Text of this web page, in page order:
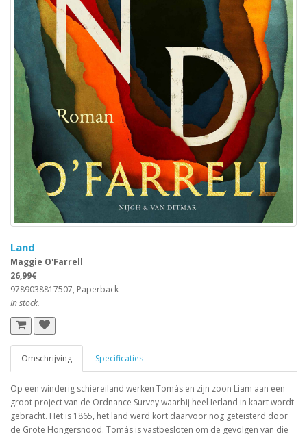
Land
Maggie O'Farrell
26,99€
9789038817507, Paperback
In stock.
Omschrijving Specificaties
Op een winderig schiereiland werken Tomás en zijn zoon Liam aan een
groot project van de Ordnance Survey waarbij heel Ierland in kaart wordt
gebracht. Het is 1865, het land werd kort daarvoor nog geteisterd door
de Grote Hongersnood. Tomás is vastbesloten om de gevolgen van die